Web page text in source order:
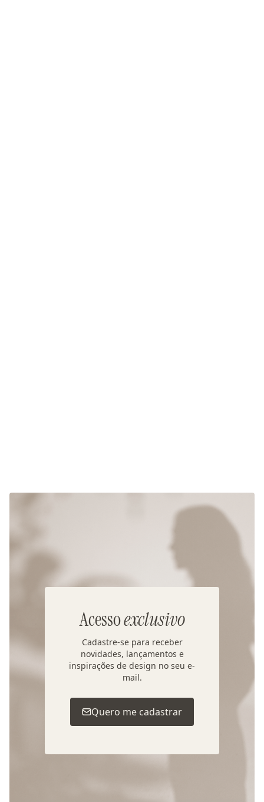
Acessoexclusivo
Cadastre-se para receber
novidades, lançamentos e
inspirações de design no seu e-
mail.
Quero me cadastrar